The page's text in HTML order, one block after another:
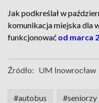
Jak podkreślał w
komunikacja miejska dla
funkcjonować od marca
Źródło: UM Inowrocław
#autobus #seniorzy